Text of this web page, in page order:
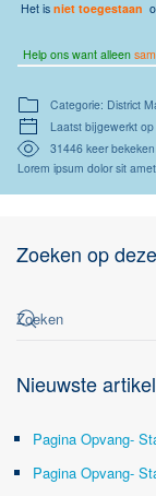
Het is niet toegestaan
Help ons want alleen
Categorie: District
Laatst bijgewerkt
31446 keer bekeken
Lorem ipsum dolor sit
Zoeken op
Nieuwste
Pagina Opvang-
Pagina Opvang-